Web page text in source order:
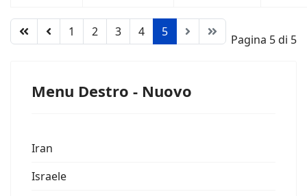
1 2 3 4 5
Pagina 5 di 5
Menu Destro - Nuovo
Iran
Israele